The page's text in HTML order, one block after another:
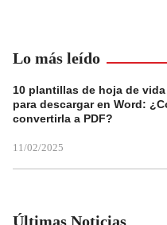
Lo más leído
10 plantillas de hoja de
para descargar en Word:
convertirla a PDF?
11/02/2025
Últimas Noticias